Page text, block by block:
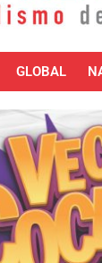
GLOBAL